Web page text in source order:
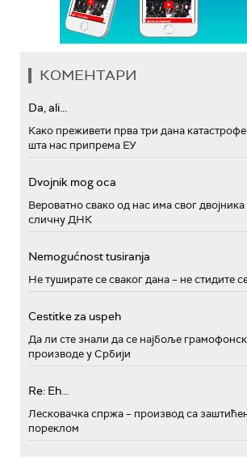
КОМЕНТАРИ
Da, ali...
Како преживети прва три дана
шта нас припрема ЕУ
Dvojnik mog oca
Вероватно свако од нас има свог
сличну ДНК
Nemogućnost tusiranja
Не туширате се сваког дана – не стидите
Cestitke za uspeh
Да ли сте знали да се најбоље
производе у Србији
Re: Eh...
Лесковачка спржа – производ са
пореклом